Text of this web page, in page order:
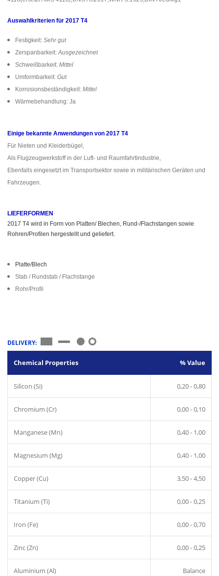
Auswahlkriterien für 2017 T4
Festigkeit: Sehr gut
Zerspanbarkeit:Ausgezeichnet
Schweißbarkeit: Mittel
Umformbarkeit: Gut
Korrosionsbeständigkeit: Mittel
Wärmebehandlung: Ja
Einige bekannte Anwendungen von 2017 T4
Für Nieten und Kleiderbügel,
Als Flugzeugwerkstoff in der Luft- und Raumfahrtindustrie,
Ebenfalls eingesetzt im Transportsektor sowie in militärischen Geräten und
Fahrzeugen.
LIEFERFORMEN
2017 T4 wird in Form von Platten/ Blechen, Rund-/Flachstangen sowie
Rohren/Profilen hergestellt und geliefert.
Platte/Blech
Stab / Rundstab / Flachstange
Rohr/Profil
DELIVERY:
Chemical Properties % Value
Silicon (Si) 0,20 - 0,80
Chromium (Cr) 0,00 - 0,10
Manganese (Mn) 0,40 - 1,00
Magnesium (Mg) 0,40 - 1,00
Copper (Cu) 3,50 - 4,50
Titanium (Ti) 0,00 - 0,25
Iron (Fe) 0,00 - 0,70
Zinc (Zn) 0,00 - 0,25
Aluminium (Al) Balance